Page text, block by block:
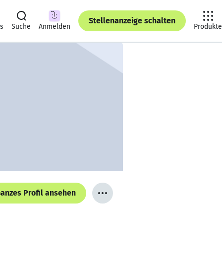
Suche Anmelden
Stellenanzeige schalten
Produkte
Profil ansehen